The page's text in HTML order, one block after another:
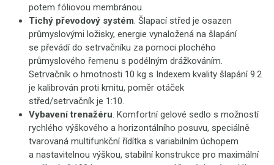
potem fóliovou membránou.
Tichý převodový systém. Šlapací střed je osazen
průmyslovými ložisky, energie vynaložená na šlapání
se převádí do setrvačníku za pomoci plochého
průmyslového řemenu s podélným drážkováním.
Setrvačník o hmotnosti 10 kg s Indexem kvality šlapání 9.2
je kalibrován proti kmitu, poměr otáček
střed/setrvačník je 1:10.
Vybavení trenažéru. Komfortní gelové sedlo s možností
rychlého výškového a horizontálního posuvu, speciálně
tvarovaná multifunkční řídítka s variabilním úchopem
a nastavitelnou výškou, stabilní konstrukce pro maximální